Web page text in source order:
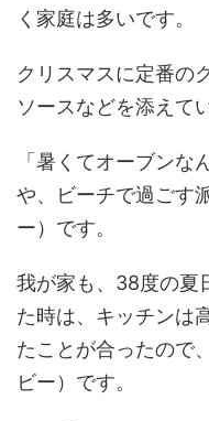
く家庭は多いです。
クリスマスに定番の
ソースなどを添えて
「暑くてオーブンな
や、ビーチで過ごす
ー）です。
我が家も、38度の夏
た時は、キッチンは
たことが合ったので
ビー）です。